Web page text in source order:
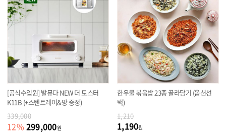
[공식수입원] 발뮤다 NEW 더 토스터
K11B (+스텐트레이&망 증정)
339,000
12% 299,000원
한우물 볶음밥 23종 골라담기 (옵션선
택)
1,210
1,190원